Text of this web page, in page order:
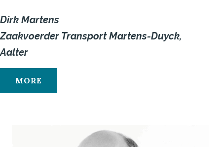
Dirk Martens
Zaakvoerder Transport Martens-Duyck,
Aalter
MORE